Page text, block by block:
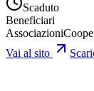
Scaduto
Beneficiari
Associazioni
Vai al sito